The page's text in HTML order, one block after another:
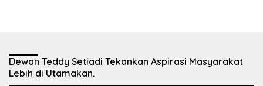
Dewan Teddy Setiadi Tekankan Aspirasi Masyarakat
Lebih di Utamakan.